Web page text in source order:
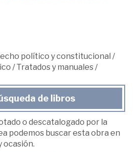
político y constitucional /
/Tratados y manuales/
de libros
o descatalogado por la
podemos buscar esta obra en
ocasión.